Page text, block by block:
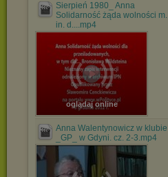
Sierpień 1980_ Anna
Solidarność żąda wolności m.
in. d....mp4
oglądaj online
Anna Walentynowicz w klubie
_GP_ w Gdyni. cz. 2-3.mp4